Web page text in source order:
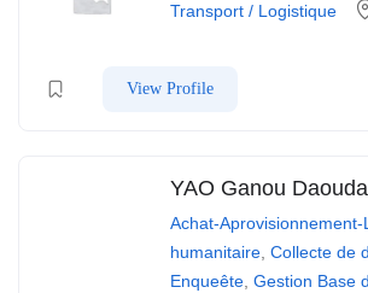
Transport / Logistique
View Profile
YAO Ganou Daouda
Achat-Aprovisionnement-
humanitaire, Collecte de
Enqueête, Gestion Base